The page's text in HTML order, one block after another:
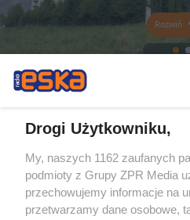
Rozwiń
Drogi Użytkowniku,
My, naszych 1162 zaufanych
podmioty z Grupy ZPR Media
przechowujemy informacje na
przetwarzamy dane osobowe,